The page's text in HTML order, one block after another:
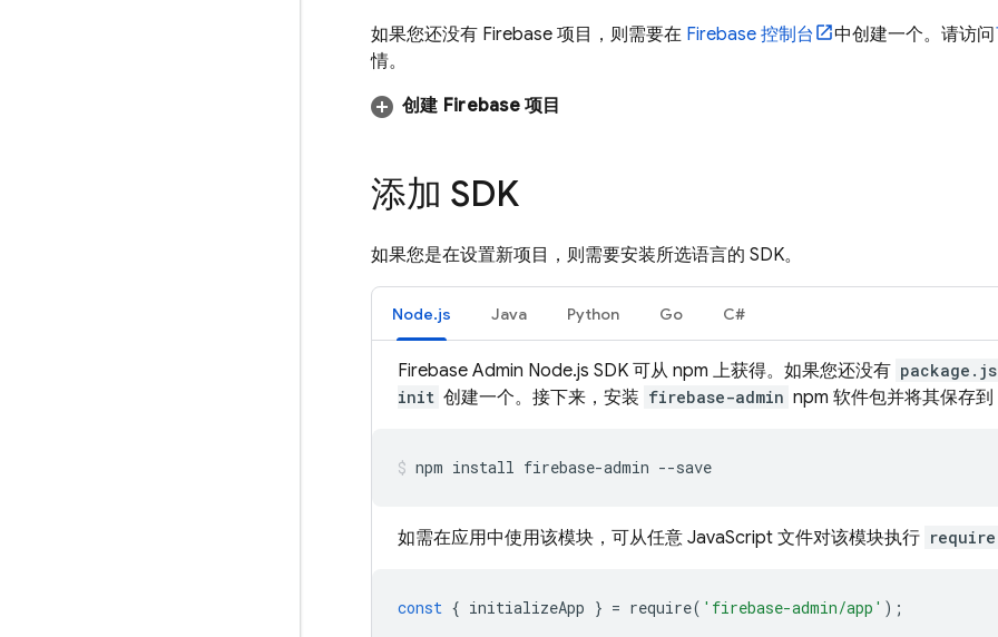
如果您还没有 Firebase 项目，则需要在 Firebase 控制台 中创建一个。请访问
情。
创建 Firebase 项目
添加 SDK
如果您是在设置新项目，则需要安装所选语言的 SDK。
Node.js Java Python Go C#
Firebase Admin Node.js SDK 可从 npm 上获得。如果您还没有
init 创建一个。接下来，安装 firebase-admin npm 软件包并将其保存到
npm install firebase-admin --save
如需在应用中使用该模块，可从任意 JavaScript 文件对该模块执行 require
const { initializeApp } = require( 'firebase-admin/app' );